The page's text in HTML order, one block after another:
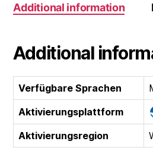
Additional information
Additional
Verfügbare Sprachen
Aktivierungsplattform
Aktivierungsregion